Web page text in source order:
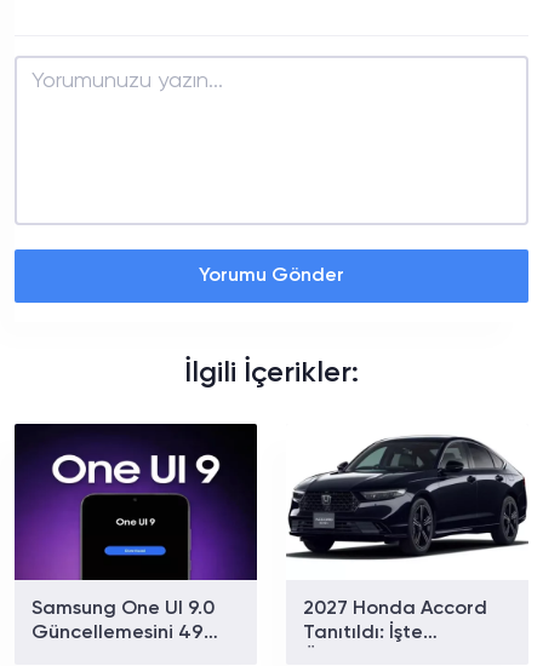
Yorumu Gönder
İlgili İçerikler:
Samsung One UI 9.0
Güncellemesini 49
2027 Honda Accord
Tanıtıldı: İşte